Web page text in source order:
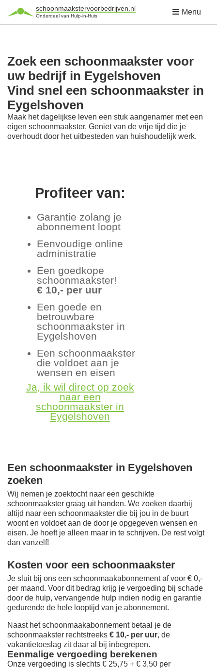
schoonmaakstervoorbedrijven.nl
Onderdeel van Hulp-in-Huis Menu
Zoek een schoonmaakster voor
uw bedrijf in Eygelshoven
Vind snel een schoonmaakster in
Eygelshoven
Maak het dagelijkse leven een stuk aangenamer met een
eigen schoonmaakster. Geniet van de vrije tijd die je
overhoudt door het uitbesteden van huishoudelijk werk.
Profiteer van:
Garantie zolang je
abonnement loopt
Eenvoudige online
administratie
Een goedkope
schoonmaakster!
€ 10,- per uur
Een goede en
betrouwbare
schoonmaakster in
Eygelshoven
Een schoonmaakster
die voldoet aan je
wensen en eisen
Ja, ik wil direct op zoek
naar een
schoonmaakster in
Eygelshoven
Een schoonmaakster in Eygelshoven
zoeken
Wij nemen je zoektocht naar een geschikte
schoonmaakster graag uit handen. We zoeken daarbij
altijd naar een schoonmaakster die bij jou in de buurt
woont en voldoet aan de door je opgegeven wensen en
eisen. Je hoeft je alleen maar in te schrijven. De rest volgt
dan vanzelf!
Kosten voor een schoonmaakster
Je sluit bij ons een schoonmaakabonnement af voor € 0,-
per maand. Voor dit bedrag krijg je vergoeding bij schade
door de hulp, vervangende hulp indien nodig en garantie
gedurende de hele looptijd van je abonnement.
Naast het schoonmaakabonnement betaal je de
schoonmaakster rechtstreeks € 10,- per uur, de
vakantietoeslag zit daar al bij inbegrepen.
Eenmalige vergoeding berekenen
Onze vergoeding is slechts € 25,75 + € 3,50 per